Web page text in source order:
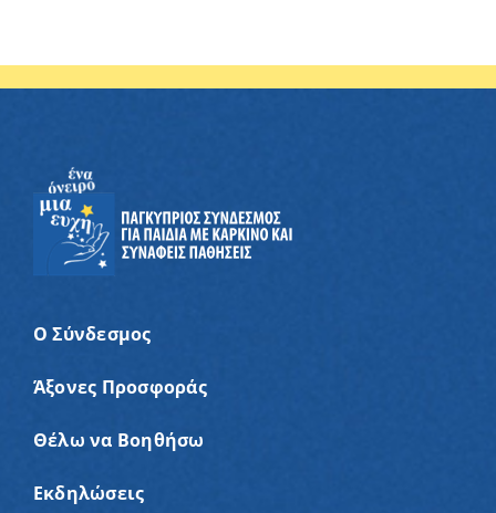
Ο Σύνδεσμος
Άξονες Προσφοράς
Θέλω να Βοηθήσω
Εκδηλώσεις